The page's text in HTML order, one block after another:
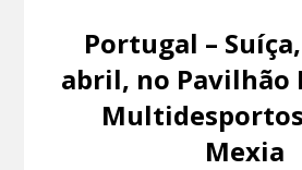
Portugal –
abril, no Pavilhão
Mexia